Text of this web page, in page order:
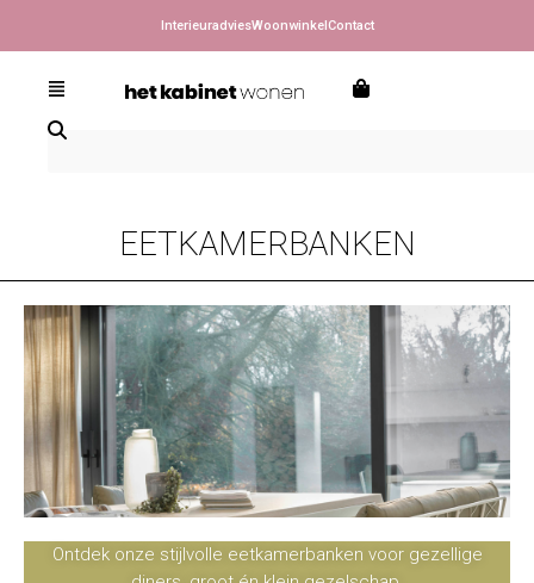
InterieuradviesWoonwinkelContact
EETKAMERBANKEN
Ontdek onze stijlvolle eetkamerbanken voor gezellige